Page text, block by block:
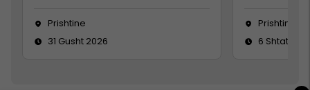
Prishtine
31 Gusht 2026
Prishtinë
6 Shtator